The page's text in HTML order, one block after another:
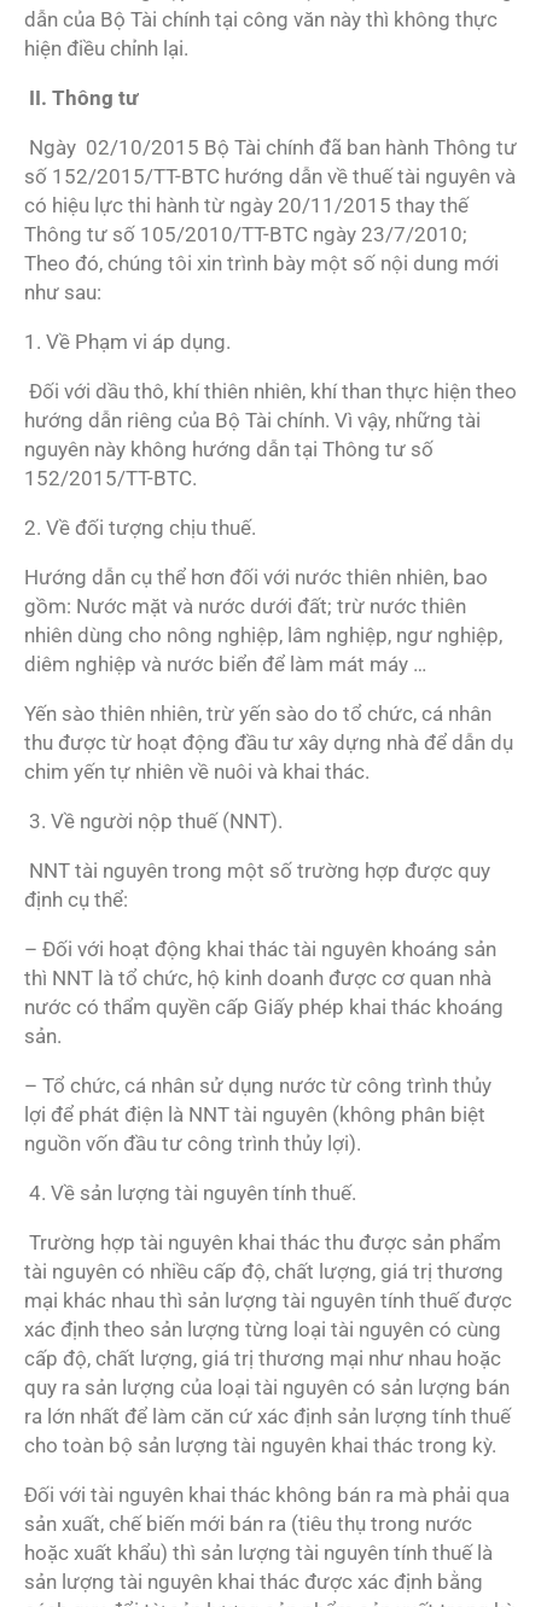
dẫn của Bộ Tài chính tại công văn này thì không thực
hiện điều chỉnh lại.
II. Thông tư
Ngày 02/10/2015 Bộ Tài chính đã ban hành Thông tư
số 152/2015/TT-BTC hướng dẫn về thuế tài nguyên và
có hiệu lực thi hành từ ngày 20/11/2015 thay thế
Thông tư số 105/2010/TT-BTC ngày 23/7/2010;
Theo đó, chúng tôi xin trình bày một số nội dung mới
như sau:
1. Về Phạm vi áp dụng.
Đối với dầu thô, khí thiên nhiên, khí than thực hiện theo
hướng dẫn riêng của Bộ Tài chính. Vì vậy, những tài
nguyên này không hướng dẫn tại Thông tư số
152/2015/TT-BTC.
2. Về đối tượng chịu thuế.
Hướng dẫn cụ thể hơn đối với nước thiên nhiên, bao
gồm: Nước mặt và nước dưới đất; trừ nước thiên
nhiên dùng cho nông nghiệp, lâm nghiệp, ngư nghiệp,
diêm nghiệp và nước biển để làm mát máy …
Yến sào thiên nhiên, trừ yến sào do tổ chức, cá nhân
thu được từ hoạt động đầu tư xây dựng nhà để dẫn dụ
chim yến tự nhiên về nuôi và khai thác.
3. Về người nộp thuế (NNT).
NNT tài nguyên trong một số trường hợp được quy
định cụ thể:
– Đối với hoạt động khai thác tài nguyên khoáng sản
thì NNT là tổ chức, hộ kinh doanh được cơ quan nhà
nước có thẩm quyền cấp Giấy phép khai thác khoáng
sản.
– Tổ chức, cá nhân sử dụng nước từ công trình thủy
lợi để phát điện là NNT tài nguyên (không phân biệt
nguồn vốn đầu tư công trình thủy lợi).
4. Về sản lượng tài nguyên tính thuế.
Trường hợp tài nguyên khai thác thu được sản phẩm
tài nguyên có nhiều cấp độ, chất lượng, giá trị thương
mại khác nhau thì sản lượng tài nguyên tính thuế được
xác định theo sản lượng từng loại tài nguyên có cùng
cấp độ, chất lượng, giá trị thương mại như nhau hoặc
quy ra sản lượng của loại tài nguyên có sản lượng bán
ra lớn nhất để làm căn cứ xác định sản lượng tính thuế
cho toàn bộ sản lượng tài nguyên khai thác trong kỳ.
Đối với tài nguyên khai thác không bán ra mà phải qua
sản xuất, chế biến mới bán ra (tiêu thụ trong nước
hoặc xuất khẩu) thì sản lượng tài nguyên tính thuế là
sản lượng tài nguyên khai thác được xác định bằng